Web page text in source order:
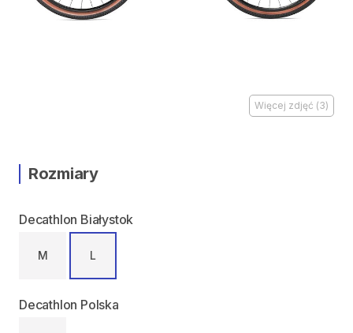
Więcej zdjęć (3)
Rozmiary
Decathlon Białystok
M L
Decathlon Polska